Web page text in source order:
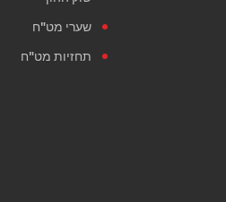
שערי מט"ח
תחזיות מט"ח